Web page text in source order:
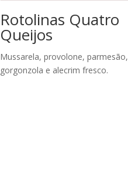
Rotolinas Quatro
Queijos
Mussarela, provolone, parmesão,
gorgonzola e alecrim fresco.